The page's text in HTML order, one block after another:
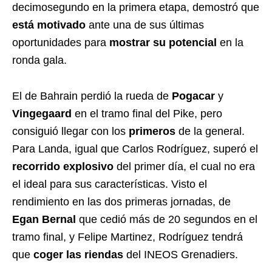
decimosegundo en la primera etapa, demostró que
está motivado ante una de sus últimas
oportunidades para mostrar su potencial en la
ronda gala.
El de Bahrain perdió la rueda de Pogacar y
Vingegaard en el tramo final del Pike, pero
consiguió llegar con los primeros de la general.
Para Landa, igual que Carlos Rodríguez, superó el
recorrido explosivo del primer día, el cual no era
el ideal para sus características. Visto el
rendimiento en las dos primeras jornadas, de
Egan Bernal que cedió más de 20 segundos en el
tramo final, y Felipe Martinez, Rodríguez tendrá
que coger las riendas del INEOS Grenadiers.